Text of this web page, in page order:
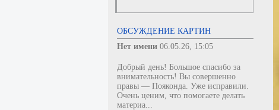
ОБСУЖДЕНИЕ КАРТИН
Нет имени 06.05.26, 15:05
Добрый день! Большое спасибо за
внимательность! Вы совершенно
правы — Пояконда. Уже исправили.
Очень ценим, что помогаете делать
материа...